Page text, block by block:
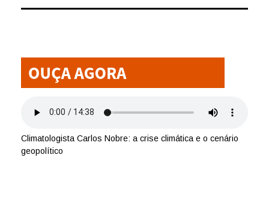
Climatologista Carlos Nobre: a crise climática e o cenário
geopolítico